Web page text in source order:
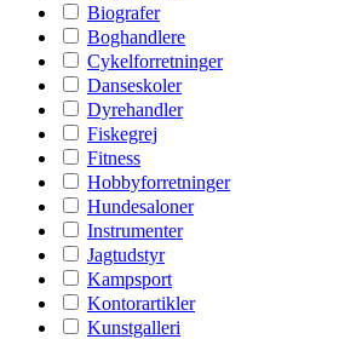
Biografer
Boghandlere
Cykelforretninger
Danseskoler
Dyrehandler
Fiskegrej
Fitness
Hobbyforretninger
Hundesaloner
Instrumenter
Jagtudstyr
Kampsport
Kontorartikler
Kunstgalleri